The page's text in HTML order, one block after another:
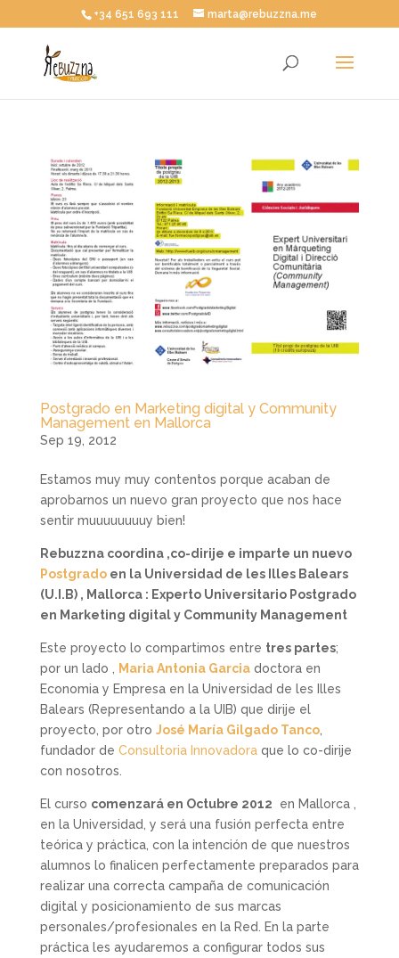
+34 651 693 111 marta@rebuzzna.me
Postgrado en Marketing digital y Community
Management en Mallorca
Sep 19, 2012
Estamos muy muy contentos porque acaban de
aprobarnos un nuevo gran proyecto que nos hace
sentir muuuuuuuuy bien!
Rebuzzna coordina ,co-dirije e imparte un nuevo
Postgradoen la Universidad de les Illes Balears
(U.I.B) , Mallorca : Experto Universitario Postgrado
en Marketing digital y Community Management
Este proyecto lo compartimos entre tres partes;
por un lado , Maria Antonia Garciadoctora en
Economia y Empresa en la Universidad de les Illes
Balears (Representando a la UIB) que dirije el
proyecto, por otro José María Gilgado Tanco,
fundador de Consultoria Innovadoraque lo co-dirije
con nosotros.
El curso comenzará en Octubre 2012 en Mallorca ,
en la Universidad, y será una fusión perfecta entre
teórica y práctica, con la intención de que nuestros
alumnos lo finalicen perfectamente preparados para
realizar una correcta campaña de comunicación
digital y posicionamiento de sus marcas
personales/profesionales en la Red. En la parte
práctica les ayudaremos a configurar todos sus